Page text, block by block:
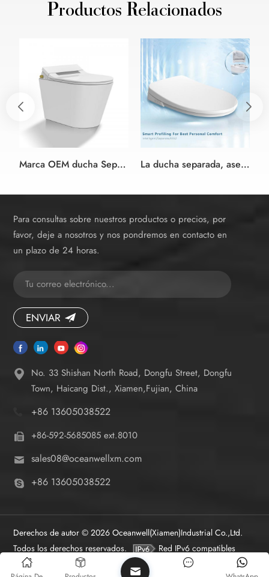
Productos Relacionados
Marca OEM ducha Separada baño adjunto bidé electrónico adjunto La ducha separada, aseo adjunto bidé electrónico de asiento
Para consultas sobre nuestros productos o precios, por
favor, deje a nosotros y nos pondremos en contacto en
un plazo de 24 horas.
ENVIAR
No. 33 Shishan North Road, Dongfu Street, Dongfu
Town, Haicang Dist., Xiamen,Fujian, China
+86 13605038522
+86-592-5685085 ext.8010
sales08@oceanwellxm.com
+86 13605038522
Derechos de autor © 2026 Oceanwell(Xiamen)Industrial Co.,Ltd.
Todos los derechos reservados.
Red IPv6 compatibles